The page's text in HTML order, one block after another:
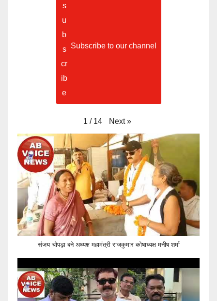
Subscribe to our channel
1 / 14 Next »
संजय चोपड़ा बने अध्यक्ष महामंत्री राजकुमार कोषाध्यक्ष मनीष शर्मा